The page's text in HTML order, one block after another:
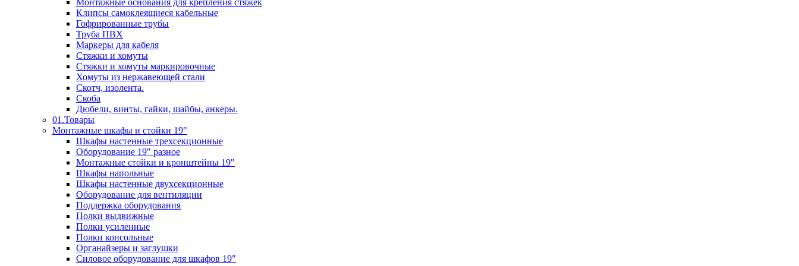
Монтажные основания для крепления стяжек
Клипсы самоклеящиеся кабельные
Гофрированные трубы
Труба ПВХ
Маркеры для кабеля
Стяжки и хомуты
Стяжки и хомуты маркировочные
Хомуты из нержавеющей стали
Скотч, изолента.
Скоба
Дюбели, винты, гайки, шайбы, анкеры.
01.Товары
Монтажные шкафы и стойки 19"
Шкафы настенные трехсекционные
Оборудование 19" разное
Монтажные стойки и кронштейны 19"
Шкафы напольные
Шкафы настенные двухсекционные
Оборудование для вентиляции
Поддержка оборудования
Полки выдвижные
Полки усиленные
Полки консольные
Органайзеры и заглушки
Силовое оборудование для шкафов 19"